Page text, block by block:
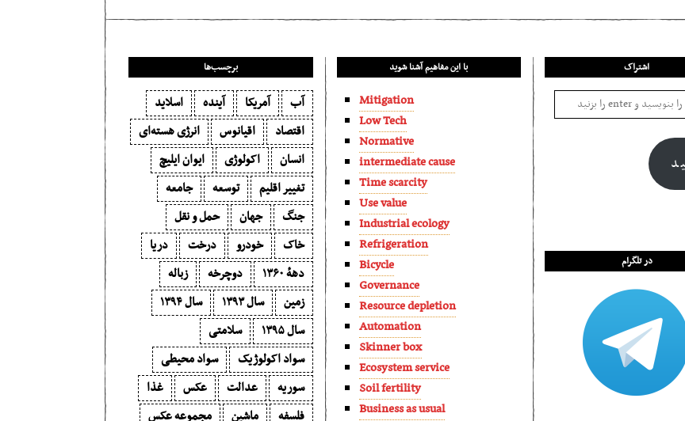
برچسب‌ها
آب آمریکا آینده
اسلاید
اقتصاد
اقیانوس
انرژی هسته‌ای
انسان
اکولوژی
ایوان ایلیچ
تغییر اقلیم
توسعه
جامعه
جنگ
جهان
حمل و نقل
خاک
خودرو درخت
دریا
دههٔ ۱‍۳۶۰
دوچرخه
زباله
زمین
سال ۱۳۹۳
سال ۱۳۹۴
سال ۱۳۹۵
سلامتی
سواد اکولوژیک
سواد محیطی
سوریه
عدالت عکس
غذا
فلسفه
ماشین مجموعه عکس
با این مفاهیم آشنا شوید
Mitigation
Low Tech
Normative
intermediate cause
Time scarcity
Use value
Industrial ecology
Refrigeration
Bicycle
Governance
Resource depletion
Automation
Skinner box
Ecosystem service
Soil fertility
Business as usual
اشتراک
در تلگرام